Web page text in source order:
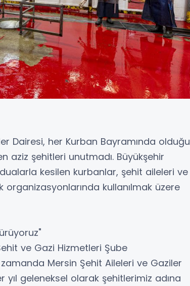
Dairesi, her Kurban Bayramında olduğu
aziz şehitleri unutmadı. Büyükşehir
kesilen kurbanlar, şehit aileleri ve
kullanılmak üzere
ve Gazi Hizmetleri Şube
Mersin Şehit Aileleri ve Gaziler
yıl geleneksel olarak şehitlerimiz adına